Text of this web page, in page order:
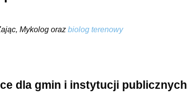
Mykolog oraz biolog terenowy
dla gmin i instytucji publicznych